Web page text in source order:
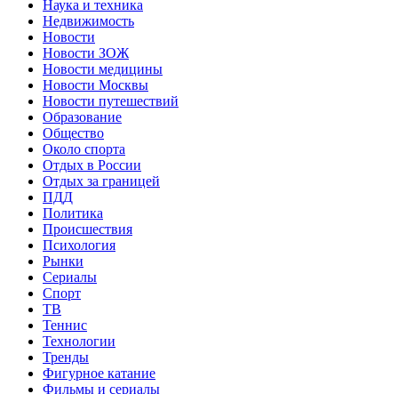
Наука и техника
Недвижимость
Новости
Новости ЗОЖ
Новости медицины
Новости Москвы
Новости путешествий
Образование
Общество
Около спорта
Отдых в России
Отдых за границей
ПДД
Политика
Происшествия
Психология
Рынки
Сериалы
Спорт
ТВ
Теннис
Технологии
Тренды
Фигурное катание
Фильмы и сериалы